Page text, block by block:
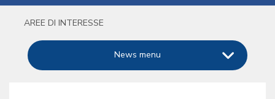
AREE DI INTERESSE
News menu